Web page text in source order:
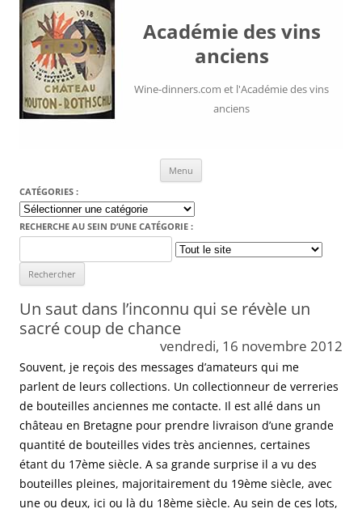
Académie des vins
anciens
Wine-dinners.com et l'Académie des vins
anciens
Menu
CATÉGORIES :
Catégories
:
RECHERCHE AU SEIN D’UNE CATÉGORIE :
for:
Un saut dans l’inconnu qui se révèle un
sacré coup de chance
vendredi, 16 novembre 2012
Souvent, je reçois des messages d’amateurs qui me
parlent de leurs collections. Un collectionneur de verreries
de bouteilles anciennes me contacte. Il est allé dans un
château en Bretagne pour prendre livraison d’une grande
quantité de bouteilles vides très anciennes, certaines
étant du 17ème siècle. A sa grande surprise il a vu des
bouteilles pleines, majoritairement du 19ème siècle, avec
une ou deux, ici ou là du 18ème siècle. Au sein de ces lots,